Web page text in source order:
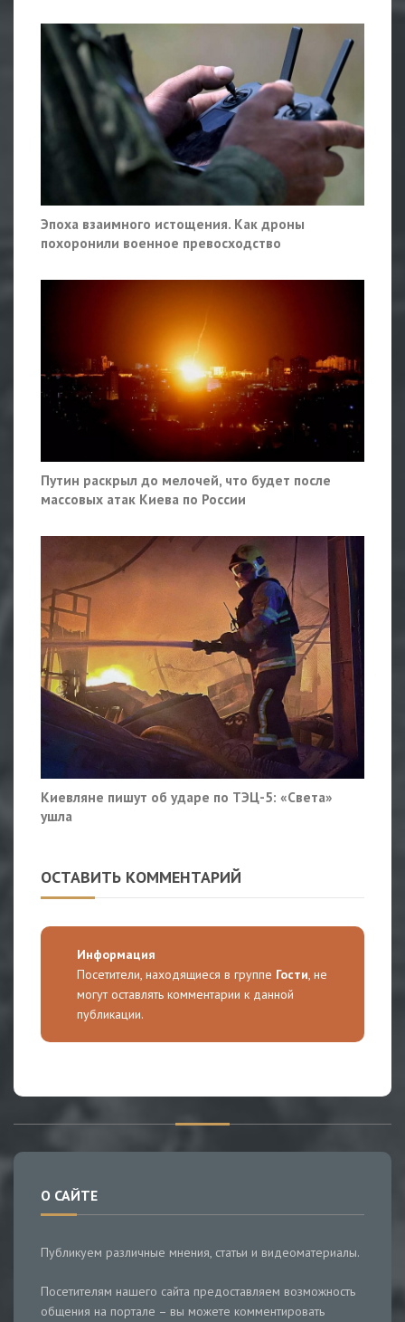
Эпоха взаимного истощения. Как дроны
похоронили военное превосходство
Путин раскрыл до мелочей, что будет после
массовых атак Киева по России
Киевляне пишут об ударе по ТЭЦ-5: «Света»
ушла
ОСТАВИТЬ КОММЕНТАРИЙ
Информация
Посетители, находящиеся в группе Гости, не
могут оставлять комментарии к данной
публикации.
О САЙТЕ
Публикуем различные мнения, статьи и видеоматериалы.
Посетителям нашего сайта предоставляем возможность
общения на портале – вы можете комментировать